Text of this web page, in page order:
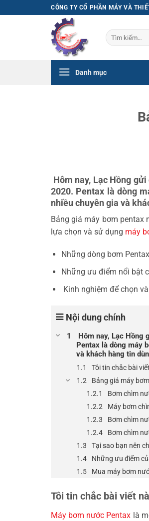
qua
CÔNG TY CỔ PHẦN MÁY VÀ
Tìm
kiếm:
Danh mục
Hôm nay, Lạc Hồng
2020. Pentax là dòng
nhiều chuyên gia và
Bảng giá máy bơm pentax
lựa chọn và sử dụng máy
Những dòng bơm
Những ưu điểm nổi bật
Kinh nghiệm để chọn
Nội dung chính
Hôm nay, Lạc Hồng
Pentax là dòng máy
và khách hàng tin
Tôi tin chắc bài
Bảng giá máy
Bơm chìm
Máy bơm
Bơm chìm
Bơm chìm
Tại sao bạn nên
Những ưu điểm
Mua máy bơm
Tôi tin chắc bài viết
Máy bơm nước Pentax là